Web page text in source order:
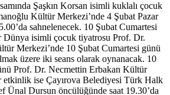
Şaşkın Korsan isimli kuklalı çocuk
Kültür Merkezi’nde 4 Şubat Pazar
sahnelenecek. 10 Şubat Cumartesi
Dünya isimli çocuk tiyatrosu Prof. Dr.
Merkezi’nde 10 Şubat Cumartesi günü
üzere iki seans olarak oynanacak. 10
Prof. Dr. Necmettin Erbakan Kültür
etkinlik ise Çayırova Belediyesi Türk Halk
Ünal Dursun öncülüğünde saat 19.30’da